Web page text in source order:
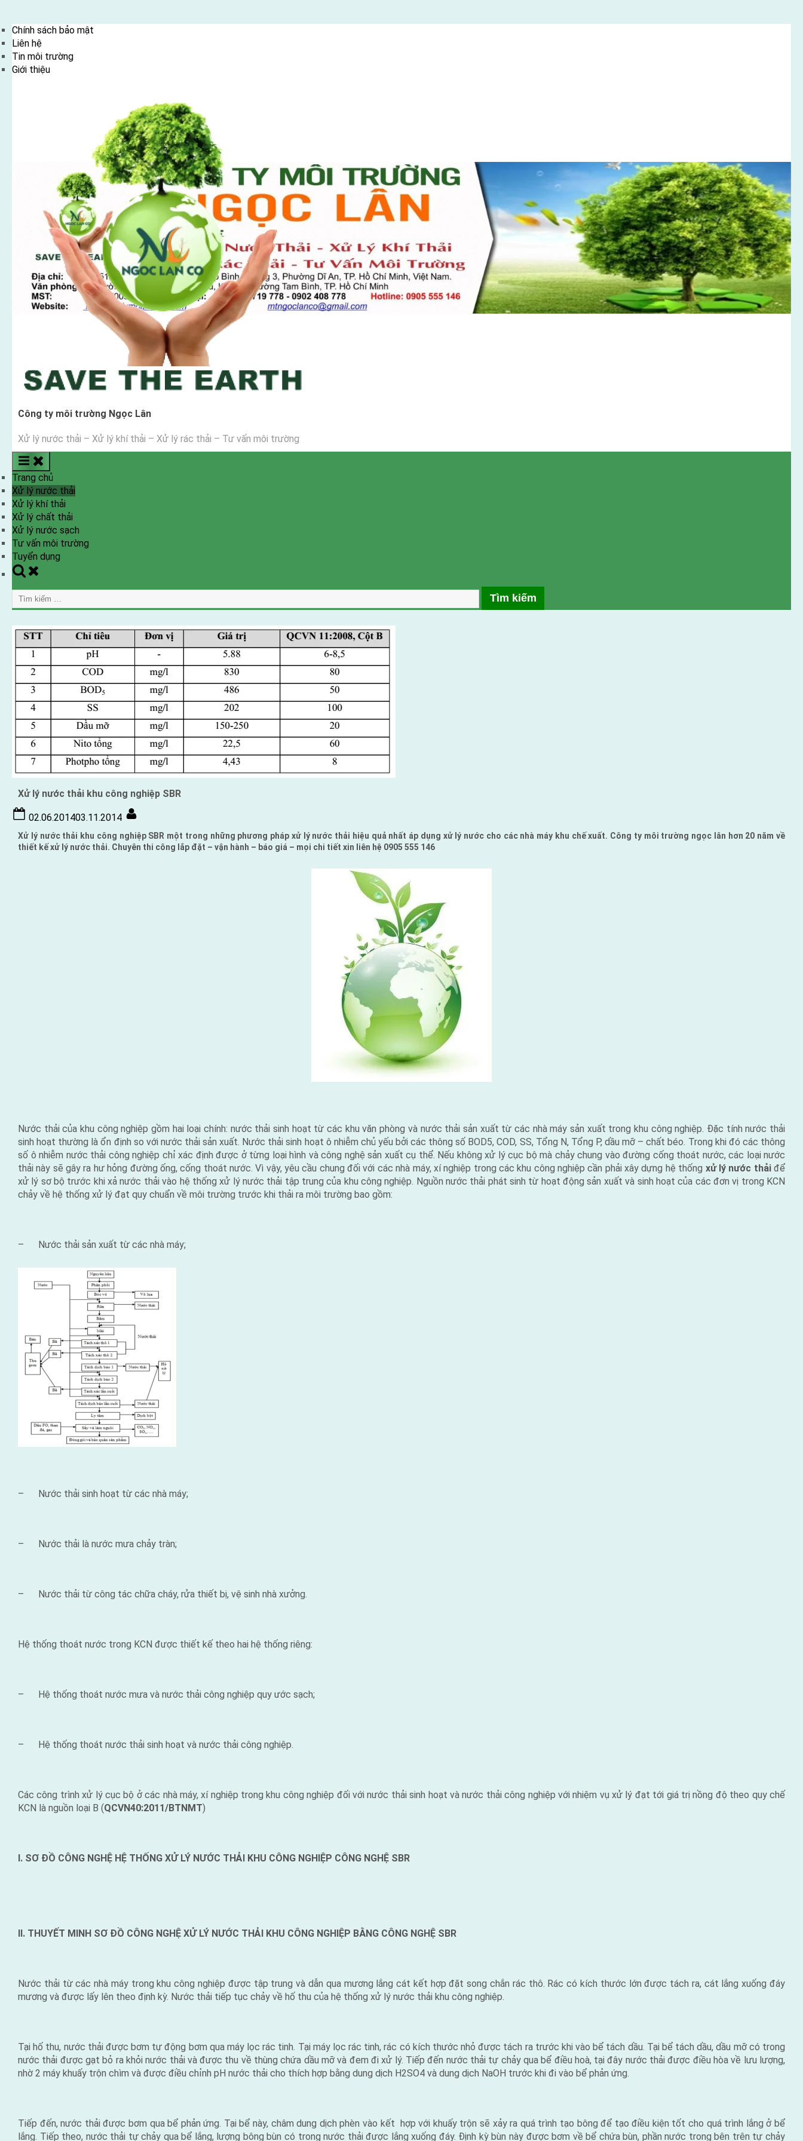
Skip
to
content
Chính sách bảo mật
Liên hệ
Tin môi trường
Giới thiệu
Công ty môi trường Ngọc Lân
Xử lý nước thải – Xử lý khí thải – Xử lý rác thải – Tư vấn môi trường
Trang chủ
Xử lý nước thải
Xử lý khí thải
Xử lý chất thải
Xử lý nước sạch
Tư vấn môi trường
Tuyển dụng
Toggle
form
Tìm
kiếm
cho:
Xử lý nước thải khu công nghiệp SBR
Posted
02.06.201403.11.2014
Xử lý nước thải khu công nghiệp SBR một trong những phương pháp xử lý nước thải hiệu quả nhất áp dụng xử lý nước cho các nhà máy khu chế xuất. Công ty môi trường ngọc lân hơn 20 năm về
thiết kế xử lý nước thải. Chuyên thi công lắp đặt – vận hành – báo giá – mọi chi tiết xin liên hệ 0905 555 146
Nước thải của khu công nghiệp gồm hai loại chính: nước thải sinh hoạt từ các khu văn phòng và nước thải sản xuất từ các nhà máy sản xuất trong khu công nghiệp. Đặc tính nước thải
sinh hoạt thường là ổn định so với nước thải sản xuất. Nước thải sinh hoạt ô nhiễm chủ yếu bởi các thông số BOD5, COD, SS, Tổng N, Tổng P, dầu mỡ – chất béo. Trong khi đó các thông
số ô nhiễm nước thải công nghiệp chỉ xác định được ở từng loại hình và công nghệ sản xuất cụ thể. Nếu không xử lý cục bộ mà chảy chung vào đường cống thoát nước, các loại nước
thải này sẽ gây ra hư hỏng đường ống, cống thoát nước. Vì vậy, yêu cầu chung đối với các nhà máy, xí nghiệp trong các khu công nghiệp cần phải xây dựng hệ thống xử lý nước thảiđể
xử lý sơ bộ trước khi xả nước thải vào hệ thống xử lý nước thải tập trung của khu công nghiệp. Nguồn nước thải phát sinh từ hoạt động sản xuất và sinh hoạt của các đơn vị trong KCN
chảy về hệ thống xử lý đạt quy chuẩn về môi trường trước khi thải ra môi trường bao gồm:
– Nước thải sản xuất từ các nhà máy;
– Nước thải sinh hoạt từ các nhà máy;
– Nước thải là nước mưa chảy tràn;
– Nước thải từ công tác chữa cháy, rửa thiết bị, vệ sinh nhà xưởng.
Hệ thống thoát nước trong KCN được thiết kế theo hai hệ thống riêng:
– Hệ thống thoát nước mưa và nước thải công nghiệp quy ước sạch;
– Hệ thống thoát nước thải sinh hoạt và nước thải công nghiệp.
Các công trình xử lý cục bộ ở các nhà máy, xí nghiệp trong khu công nghiệp đối với nước thải sinh hoạt và nước thải công nghiệp với nhiệm vụ xử lý đạt tới giá trị nồng độ theo quy chế
KCN là nguồn loại B (QCVN40:2011/BTNMT)
I. SƠ ĐỒ CÔNG NGHỆ HỆ THỐNG XỬ LÝ NƯỚC THẢI KHU CÔNG NGHIỆP CÔNG NGHỆ SBR
II. THUYẾT MINH SƠ ĐỒ CÔNG NGHỆ XỬ LÝ NƯỚC THẢI KHU CÔNG NGHIỆP BẰNG CÔNG NGHỆ SBR
Nước thải từ các nhà máy trong khu công nghiệp được tập trung và dẫn qua mương lắng cát kết hợp đặt song chắn rác thô. Rác có kích thước lớn được tách ra, cát lắng xuống đáy
mương và được lấy lên theo định kỳ. Nước thải tiếp tục chảy về hố thu của hệ thống xử lý nước thải khu công nghiệp.
Tại hố thu, nước thải được bơm tự động bơm qua máy lọc rác tinh. Tại máy lọc rác tinh, rác có kích thước nhỏ được tách ra trước khi vào bể tách dầu. Tại bể tách dầu, dầu mỡ có trong
nước thải được gạt bỏ ra khỏi nước thải và được thu về thùng chứa dầu mỡ và đem đi xử lý. Tiếp đến nước thải tự chảy qua bể điều hoà, tại đây nước thải được điều hòa về lưu lượng,
nhờ 2 máy khuấy trộn chìm và được điều chỉnh pH nước thải cho thích hợp bằng dung dịch H2SO4 và dung dịch NaOH trước khi đi vào bể phản ứng.
Tiếp đến, nước thải được bơm qua bể phản ứng. Tại bể này, châm dung dịch phèn vào kết hợp với khuấy trộn sẽ xảy ra quá trình tạo bông để tạo điều kiện tốt cho quá trình lắng ở bể
lắng. Tiếp theo, nước thải tự chảy qua bể lắng, lượng bông bùn có trong nước thải được lắng xuống đáy. Định kỳ bùn này được bơm về bể chứa bùn, phần nước trong bên trên tự chảy